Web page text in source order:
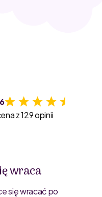
z 129 opinii
wraca
się wracać po